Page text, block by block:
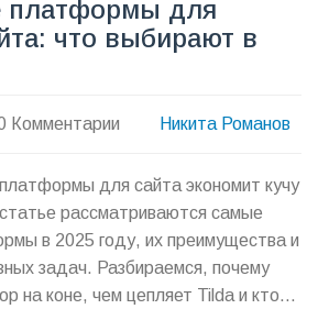
платформы для
что выбирают в
Комментарии Никита Романов
для сайта экономит кучу
рассматриваются самые
в 2025 году, их преимущества и
задач. Разбираемся, почему
на коне, чем цепляет Tilda и кто